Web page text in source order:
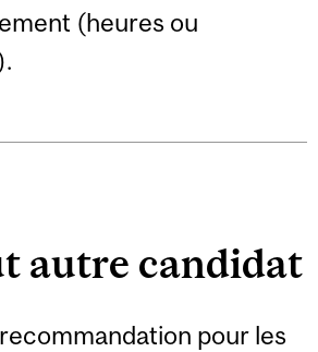
(heures ou
autre candidat
pour les